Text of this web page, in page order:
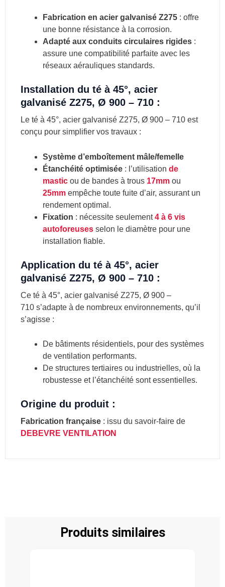
Fabrication en acier galvanisé Z275: offre
une bonne résistance à la corrosion.
Adapté aux conduits circulaires rigides:
assure une compatibilité parfaite avec les
réseaux aérauliques standards.
Installation du té à 45°, acier
galvanisé Z275, Ø 900 – 710 :
Le té à 45°, acier galvanisé Z275, Ø 900 – 710 est
conçu pour simplifier vos travaux :
Système d’emboîtement mâle/femelle
Étanchéité optimisée: l’utilisation de
masticou de bandes à trous 17mmou
25mmempêche toute fuite d’air, assurant un
rendement optimal.
Fixation : nécessite seulement4 à 6 vis
autoforeusesselon le diamètre pour une
installation fiable.
Application du té à 45°, acier
galvanisé Z275, Ø 900 – 710 :
Ce té à 45°, acier galvanisé Z275, Ø 900 –
710 s’adapte à de nombreux environnements, qu’il
s’agisse :
De bâtiments résidentiels, pour des systèmes
de ventilation performants.
De structures tertiaires ou industrielles, où la
robustesse et l’étanchéité sont essentielles.
Origine du produit :
Fabrication française : issu du savoir-faire de
DEBEVRE VENTILATION
Produits similaires